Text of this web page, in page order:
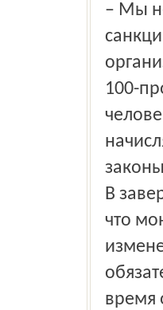
– Мы
100-
В
что
время